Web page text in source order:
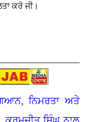
ਕਰੋ ਜੀ।
ਨਿਮਰਤਾ ਅਤੇ